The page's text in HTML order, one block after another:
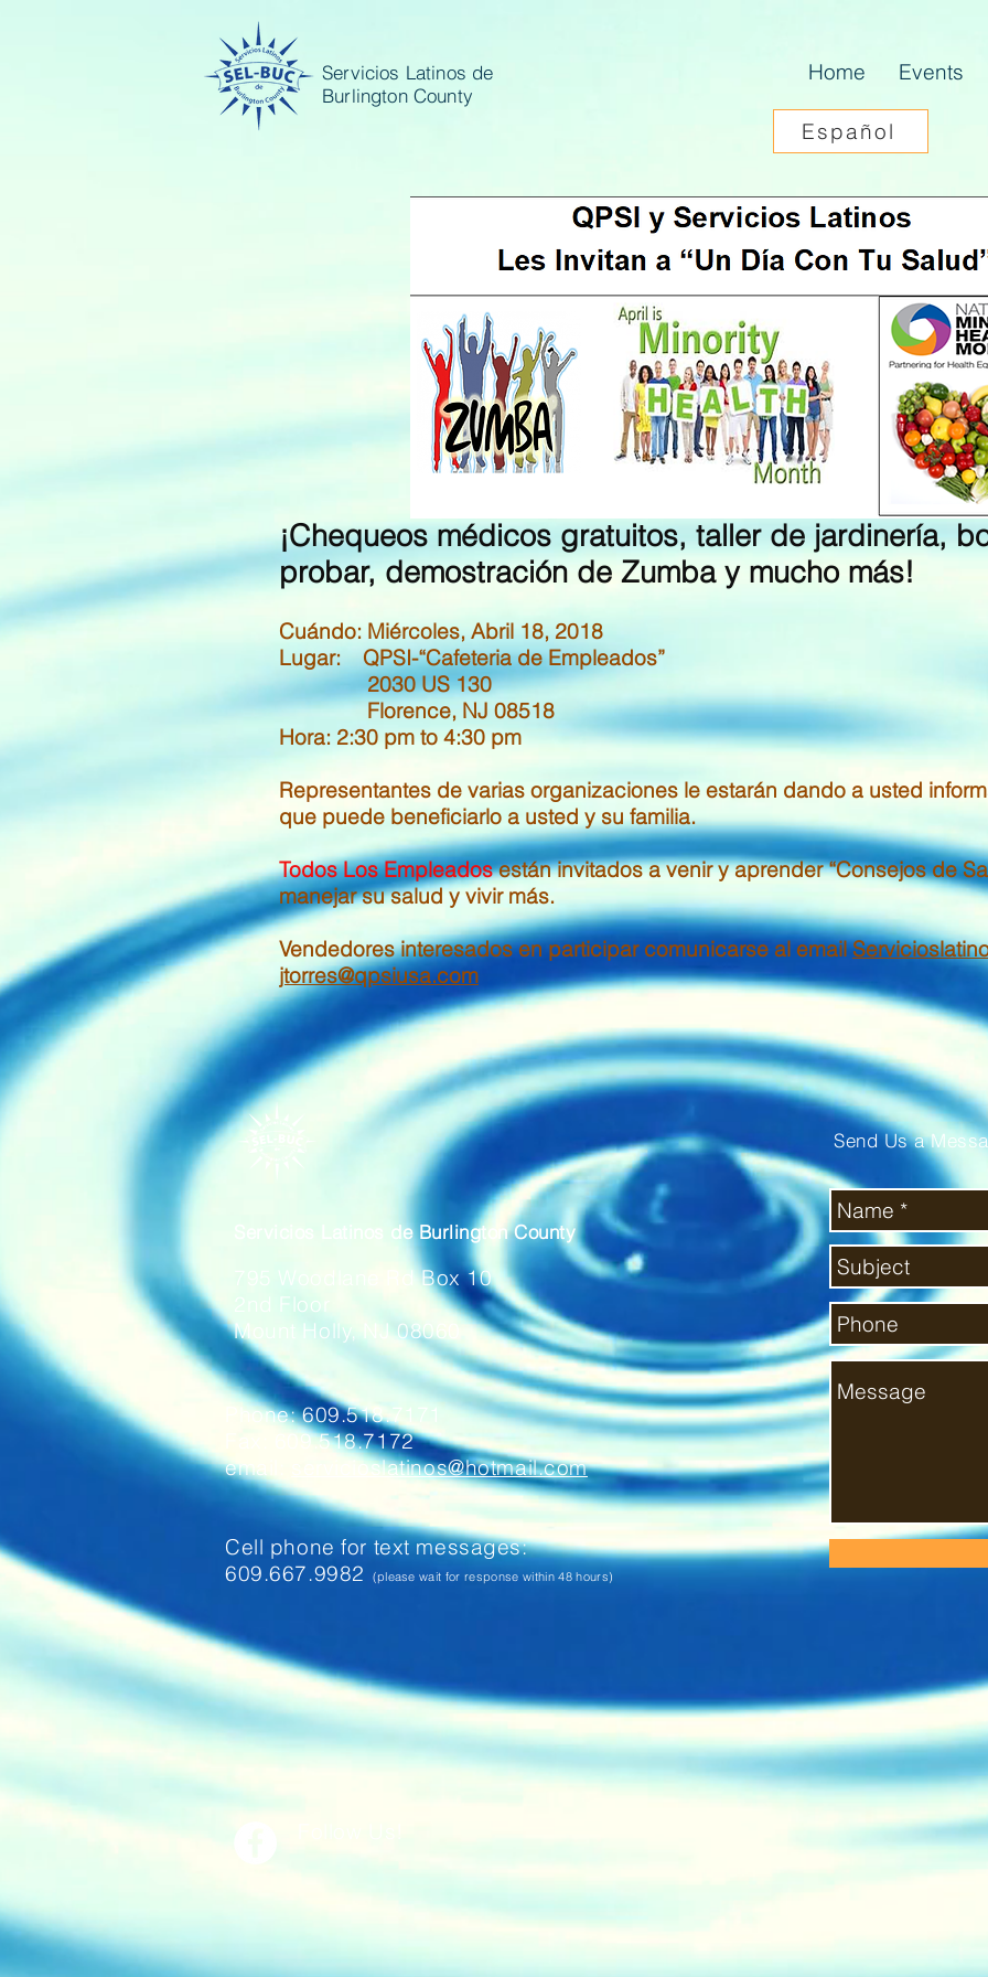
Servicios Latinos de
Burlington County
Home Events
Español
¡Chequeos médicos gratuitos, taller de jardinería,
probar, demostración de Zumba y mucho más!
Cuándo: Miércoles, Abril 18, 2018
Lugar: QPSI-“Cafeteria de Empleados”
2030 US 130
Florence, NJ 08518
Hora: 2:30 pm to 4:30 pm
Representantes de varias organizaciones le estarán dando a usted
que puede beneficiarlo a usted y su familia.
Todos Los Empleadosestán invitados a venir y aprender “Consejos de
manejar su salud y vivir más.
Vendedores interesados en participar comunicarse al email
jtorres@qpsiusa.com
Servicios Latinos de Burlington County
795 Woodlane RdBox 10
2nd Floor
Mount Holly, NJ 08060
Phone: 609.518.7171
Fax: 609.518.7172
email:
servicioslatinos@hotmail.com
Cell phone for text messages:
609.667.9982
(please wait for response within 48 hours)
Send Us a